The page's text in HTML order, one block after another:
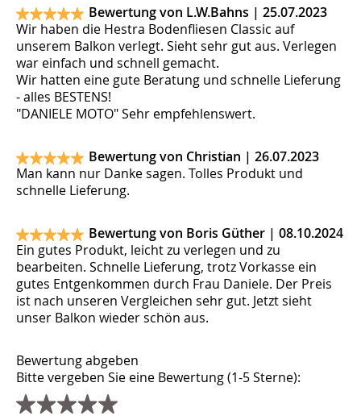
Bewertung von L.W.Bahns | 25.07.2023
Wir haben die Hestra Bodenfliesen Classic auf
unserem Balkon verlegt. Sieht sehr gut aus. Verlegen
war einfach und schnell gemacht.
Wir hatten eine gute Beratung und schnelle Lieferung
- alles BESTENS!
"DANIELE MOTO" Sehr empfehlenswert.
Bewertung von Christian | 26.07.2023
Man kann nur Danke sagen. Tolles Produkt und
schnelle Lieferung.
Bewertung von Boris Güther | 08.10.2024
Ein gutes Produkt, leicht zu verlegen und zu
bearbeiten. Schnelle Lieferung, trotz Vorkasse ein
gutes Entgenkommen durch Frau Daniele. Der Preis
ist nach unseren Vergleichen sehr gut. Jetzt sieht
unser Balkon wieder schön aus.
Bewertung abgeben
Bitte vergeben Sie eine Bewertung (1-5 Sterne):